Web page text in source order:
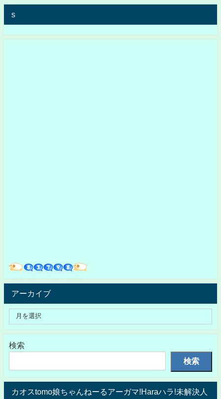
s
アーカイブ
検索
検索
カオスtomo娘ちゃんねーるアーガマ!Haraハラ!未解決人